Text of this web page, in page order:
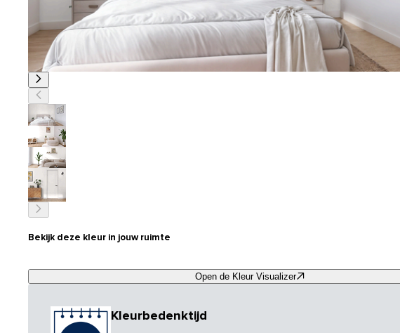
Bekijk deze kleur in jouw ruimte
Open de Kleur Visualizer
Kleurbedenktijd